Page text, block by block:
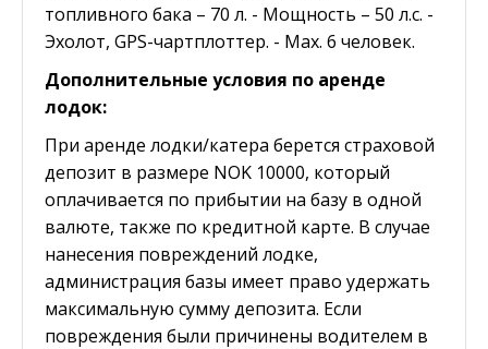
топливного бака – 70 л. - Мощность – 50 л.с. -
Эхолот, GPS-чартплоттер. - Max. 6 человек.
Дополнительные условия по аренде
лодок:
При аренде лодки/катера берется страховой
депозит в размере NOK 10000, который
оплачивается по прибытии на базу в одной
валюте, также по кредитной карте. В случае
нанесения повреждений лодке,
администрация базы имеет право удержать
максимальную сумму депозита. Если
повреждения были причинены водителем в